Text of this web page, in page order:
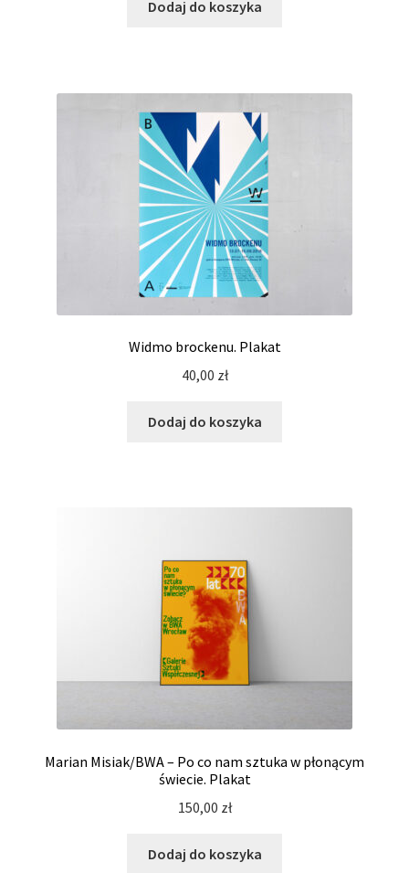
Dodaj do koszyka
Widmo brockenu. Plakat
40,00 zł
Dodaj do koszyka
Marian Misiak/BWA – Po co nam sztuka w płonącym
świecie. Plakat
150,00 zł
Dodaj do koszyka